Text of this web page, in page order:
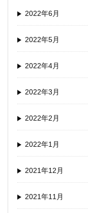
2022年6月
2022年5月
2022年4月
2022年3月
2022年2月
2022年1月
2021年12月
2021年11月